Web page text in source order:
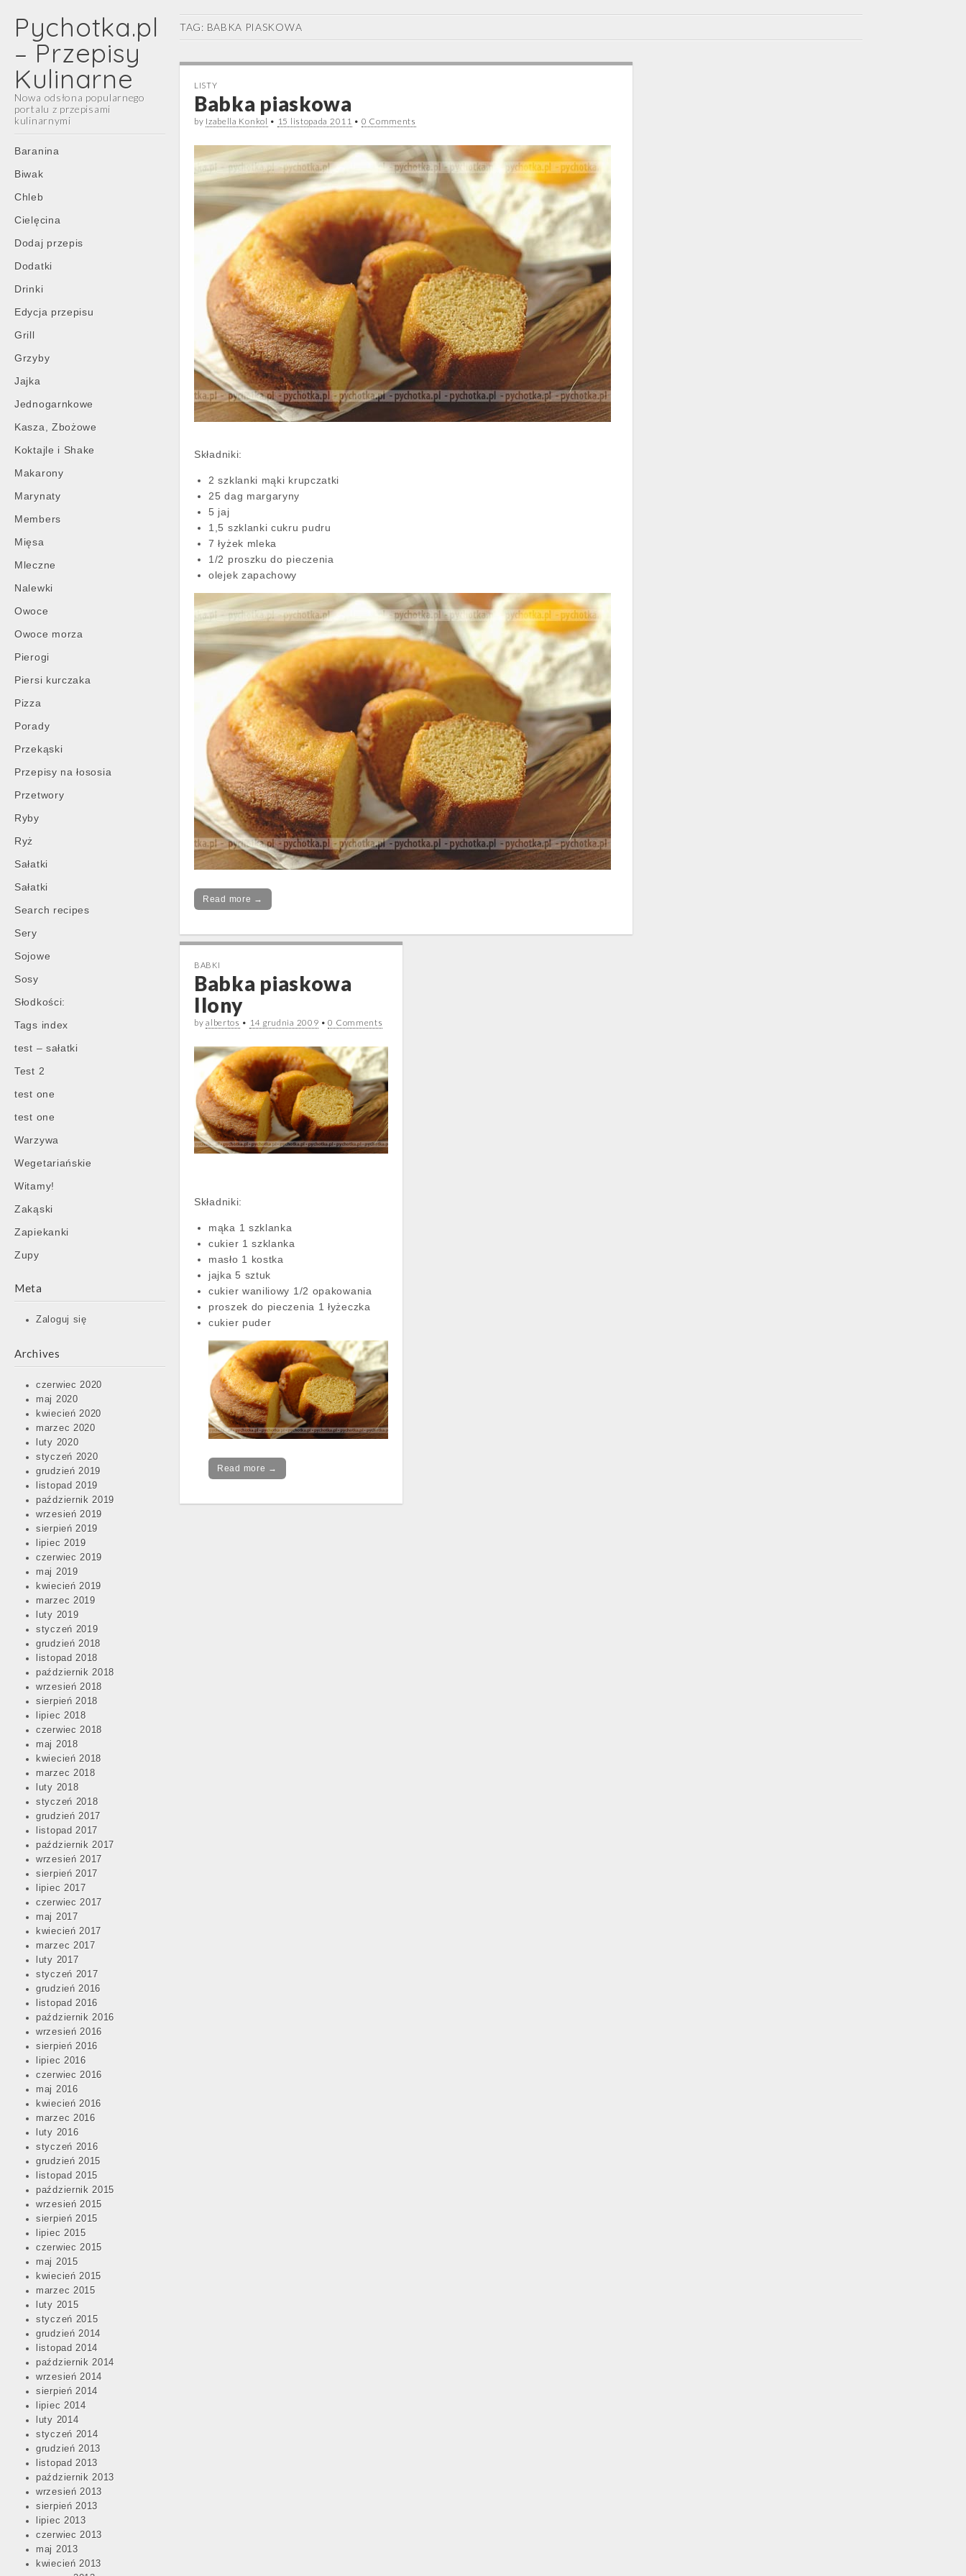
Pychotka.pl
– Przepisy
Kulinarne
Nowa odsłona popularnego
portalu z przepisami
kulinarnymi
Main
menu
Skip
content
Baranina
Biwak
Chleb
Cielęcina
Dodaj przepis
Dodatki
Drinki
Edycja przepisu
Grill
Grzyby
Jajka
Jednogarnkowe
Kasza, Zbożowe
Koktajle i Shake
Makarony
Marynaty
Members
Mięsa
Mleczne
Nalewki
Owoce
Owoce morza
Pierogi
Piersi kurczaka
Pizza
Porady
Przekąski
Przepisy na łososia
Przetwory
Ryby
Ryż
Sałatki
Sałatki
Search recipes
Sery
Sojowe
Sosy
Słodkości:
Tags index
test – sałatki
Test 2
test one
test one
Warzywa
Wegetariańskie
Witamy!
Zakąski
Zapiekanki
Zupy
Meta
Zaloguj się
Archives
czerwiec 2020
maj 2020
kwiecień 2020
marzec 2020
luty 2020
styczeń 2020
grudzień 2019
listopad 2019
październik 2019
wrzesień 2019
sierpień 2019
lipiec 2019
czerwiec 2019
maj 2019
kwiecień 2019
marzec 2019
luty 2019
styczeń 2019
grudzień 2018
listopad 2018
październik 2018
wrzesień 2018
sierpień 2018
lipiec 2018
czerwiec 2018
maj 2018
kwiecień 2018
marzec 2018
luty 2018
styczeń 2018
grudzień 2017
listopad 2017
październik 2017
wrzesień 2017
sierpień 2017
lipiec 2017
czerwiec 2017
maj 2017
kwiecień 2017
marzec 2017
luty 2017
styczeń 2017
grudzień 2016
listopad 2016
październik 2016
wrzesień 2016
sierpień 2016
lipiec 2016
czerwiec 2016
maj 2016
kwiecień 2016
marzec 2016
luty 2016
styczeń 2016
grudzień 2015
listopad 2015
październik 2015
wrzesień 2015
sierpień 2015
lipiec 2015
czerwiec 2015
maj 2015
kwiecień 2015
marzec 2015
luty 2015
styczeń 2015
grudzień 2014
listopad 2014
październik 2014
wrzesień 2014
sierpień 2014
lipiec 2014
luty 2014
styczeń 2014
grudzień 2013
listopad 2013
październik 2013
wrzesień 2013
sierpień 2013
lipiec 2013
czerwiec 2013
maj 2013
kwiecień 2013
TAG: BABKA PIASKOWA
LISTY
Babka piaskowa
by Izabella Konkol • 15 listopada 2011 • 0 Comments
Składniki:
2 szklanki mąki krupczatki
25 dag margaryny
5 jaj
1,5 szklanki cukru pudru
7 łyżek mleka
1/2 proszku do pieczenia
olejek zapachowy
Read more →
BABKI
Babka piaskowa
Ilony
byalbertos • 14 grudnia 2009 •0 Comments
Składniki:
mąka 1 szklanka
cukier 1 szklanka
masło 1 kostka
jajka 5 sztuk
cukier waniliowy 1/2 opakowania
proszek do pieczenia 1 łyżeczka
cukier puder
Read more →